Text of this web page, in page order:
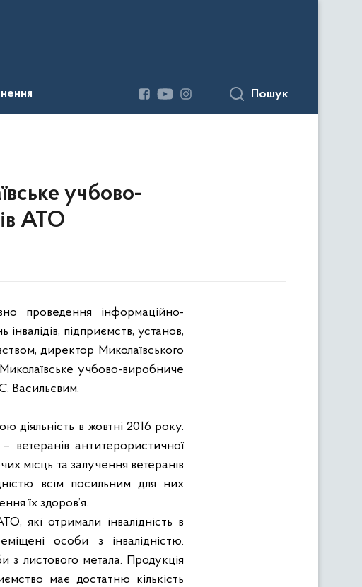
Пошук
учбово-
АТО
проведення інформаційно-
підприємств, установ,
директор Миколаївського
учбово-виробниче
Васильєвим.
діяльність в жовтні 2016 року.
ветеранів антитерористичної
місць та залучення ветеранів
всім посильним для них
їх здоров’я.
які отримали інвалідність в
особи з інвалідністю.
з листового метала. Продукція
має достатню кількість